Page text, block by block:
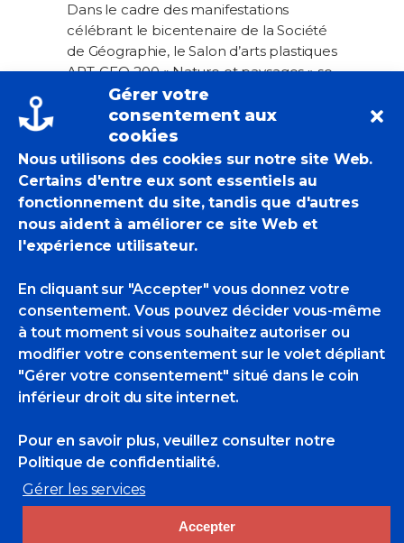
Gérer votre
consentement aux
cookies
Nous utilisons des cookies sur notre site Web.
Certains d'entre eux sont essentiels au
fonctionnement du site, tandis que d'autres
nous aident à améliorer ce site Web et
l'expérience utilisateur.
En cliquant sur "Accepter" vous donnez votre
consentement. Vous pouvez décider vous-même
à tout moment si vous souhaitez autoriser ou
modifier votre consentement sur le volet dépliant
"Gérer votre consentement" situé dans le coin
inférieur droit du site internet.
Pour en savoir plus, veuillez consulter notre
Politique de confidentialité.
Gérer les services
Accepter
Dans le cadre des manifestations
célébrant le bicentenaire de la Société
de Géographie, le Salon d’arts plastiques
ART-GEO 200 « Nature et paysages » se
tiendra du 11 décembre 2021 au 8
janvier 2022 au Salon du Vieux
Colombier de la mairie du 6e
arrondissement – 78, rue Bonaparte –
75006 Paris.
Participent à ce salon, en partenariat
avec la Société Nationale des Beaux-
Arts, les POM Eric BARI, Michèle
bleue »), François BELLEC, Pierre
COURTOIS, Alain JAMET, Michel KING,
Bertrand de MIOLLIS, Jacques
ROHAUT, Christiane ROSSET et Anne
SMITH, avec des hommages à Jean
DELPECH, Gustave HERVIGO, et Jean
PELTIER.
l’exposition, vous invite à découvrir les
œuvres qui seront exposées.
Jennifer.lcc@orange.fr